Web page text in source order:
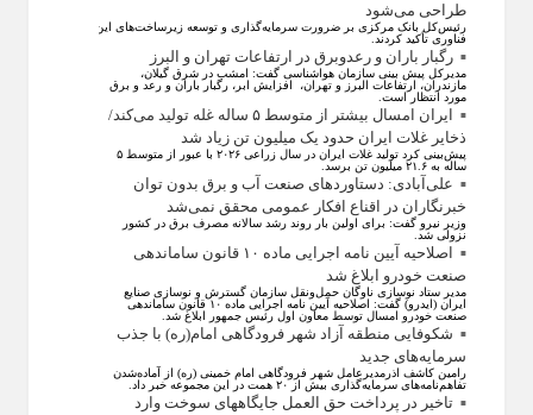
طراحی می‌شود
رئیس‌کل بانک مرکزی بر ضرورت سرمایه‌گذاری و توسعه زیرساخت‌های این
فناوری تأکید کردند.
رگبار باران و رعدوبرق در ارتفاعات تهران و البرز
مدیرکل پیش بینی سازمان هواشناسی گفت: امشب در شرق گیلان،
مازندران، ارتفاعات البرز و تهران، افزایش ابر، رگبار باران و رعد و برق
مورد انتظار است.
ایران امسال بیشتر از متوسط ۵ ساله غله تولید می‌کند/
ذخایر غلات ایران حدود یک میلیون تن زیاد شد
پیش‌بینی کرد تولید غلات ایران در سال زراعی ۲۰۲۶ با عبور از متوسط ۵
ساله به ۲۱.۶ میلیون تن برسد.
علی‌آبادی: دستاورد‌های صنعت آب و برق بدون توان
خبرنگاران در اقناع افکار عمومی محقق نمی‌شد
وزیر نیرو گفت: برای اولین بار روند رشد سالانه مصرف برق در کشور
نزولی شد.
اصلاحیه آیین نامه اجرایی ماده ۱۰ قانون ساماندهی
صنعت خودرو ابلاغ شد
مدیر ستاد نوسازی ناوگان حمل‌ونقل سازمان گسترش و نوسازی صنایع
ایران (ایدرو) گفت: اصلاحیه آیین نامه اجرایی ماده ۱۰ قانون ساماندهی
صنعت خودرو امسال توسط معاون اول رئیس جمهور ابلاغ شد.
شکوفایی منطقه آزاد شهر فرودگاهی امام(ره) با جذب
سرمایه‌های جدید
رامین کاشف اذرمدیرعامل شهر فرودگاهی امام خمینی (ره) از آماده‌شدن
تفاهم‌نامه‌های سرمایه‌گذاری بیش از ۲۰ همت در این مجموعه خبر داد.
تاخیر در پرداخت حق العمل جایگاههای سوخت وارد